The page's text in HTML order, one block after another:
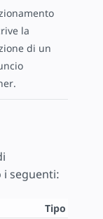
la
di un
i seguenti:
Tipo